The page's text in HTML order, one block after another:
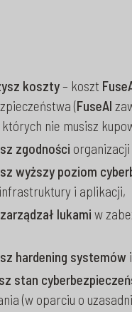
koszty– koszt
(FuseAI
nie musisz
zgodności
wyższy poziom
i aplikacji,
lukami w
hardening systemów
stan
(w oparciu o